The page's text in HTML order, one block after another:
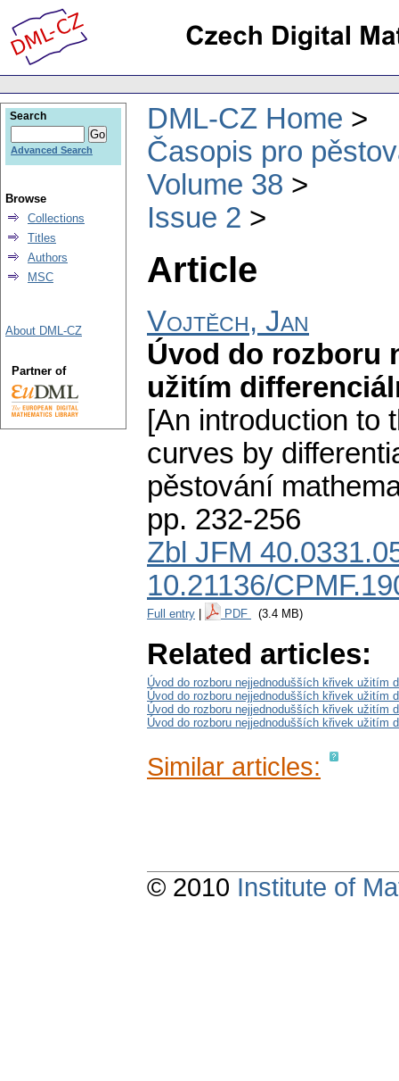
DML-CZ Home
Časopis pro
Volume 38
Issue 2
Article
Vojtěch, Jan
Úvod do rozboru
užitím
[An introduction to
curves by
pěstování
pp. 232-256
Zbl JFM
10.21136/
Full entry PDF (3.4 MB)
Related articles:
Úvod do rozboru nejjednodušších křivek užitím
Úvod do rozboru nejjednodušších křivek užitím
Úvod do rozboru nejjednodušších křivek užitím
Úvod do rozboru nejjednodušších křivek užitím
Similar articles:
Search
Advanced Search
Browse
Collections
Titles
Authors
MSC
About DML-CZ
Partner of
© 2010 Institute of